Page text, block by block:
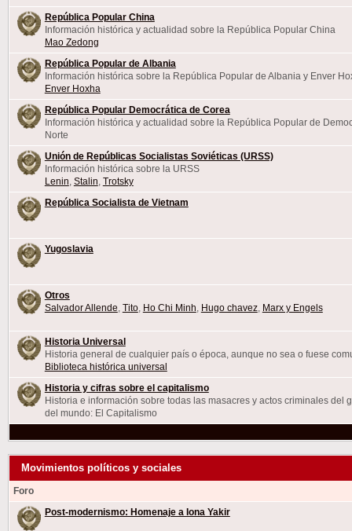
República Popular China
Información histórica y actualidad sobre la República Popular China
Mao Zedong
República Popular de Albania
Información histórica sobre la República Popular de Albania y Enver
Enver Hoxha
República Popular Democrática de Corea
Información histórica y actualidad sobre la República Popular de
Norte
Unión de Repúblicas Socialistas Soviéticas (URSS)
Información histórica sobre la URSS
Lenin Stalin Trotsky
República Socialista de Vietnam
Yugoslavia
Otros
Salvador Allende Tito, Ho Chi Minh Hugo chavez, Marx y Engels
Historia Universal
Historia general de cualquier país o época, aunque no sea o fuese
Biblioteca histórica universal
Historia y cifras sobre el capitalismo
Historia e información sobre todas las masacres y actos criminales del
del mundo: El Capitalismo
Movimientos políticos y sociales
Foro
Post-modernismo: Homenaje a Iona Yakir